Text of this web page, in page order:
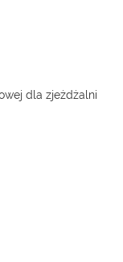
dla zjeżdżalni